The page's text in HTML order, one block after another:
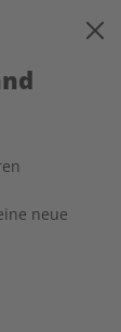
neue